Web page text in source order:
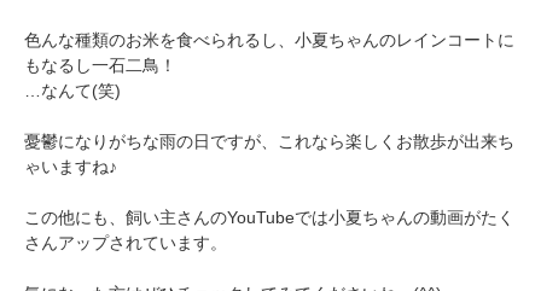
色んな種類のお米を食べられるし、小夏ちゃんのレインコートに
もなるし一石二鳥！
…なんて(笑)
憂鬱になりがちな雨の日ですが、これなら楽しくお散歩が出来ち
ゃいますね♪
この他にも、飼い主さんのYouTubeでは小夏ちゃんの動画がたく
さんアップされています。